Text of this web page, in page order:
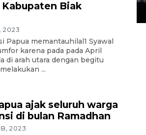
Kabupaten Biak
2023
Papua memantauhilal1 Syawal
karena pada pada April
di arah utara dengan begitu
...
ajak seluruh warga
di bulan Ramadhan
2023
2022 15:11 WIB, 2022